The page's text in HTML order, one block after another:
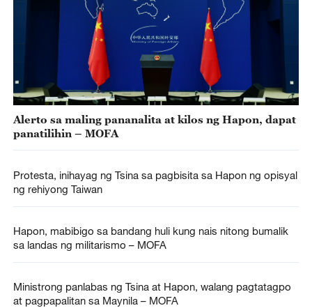
Alerto sa maling pananalita at kilos ng Hapon, dapat
panatilihin – MOFA
Protesta, inihayag ng Tsina sa pagbisita sa Hapon ng opisyal
ng rehiyong Taiwan
Hapon, mabibigo sa bandang huli kung nais nitong bumalik
sa landas ng militarismo – MOFA
Ministrong panlabas ng Tsina at Hapon, walang pagtatagpo
at pagpapalitan sa Maynila – MOFA